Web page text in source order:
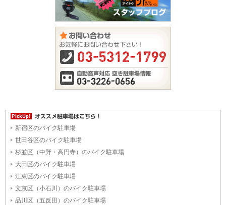
新宿区のバイク駐車場
世田谷区のバイク駐車場
杉並区（中野・高円寺）のバイク駐車場
大田区のバイク駐車場
江東区のバイク駐車場
文京区（小石川）のバイク駐車場
品川区（五反田）のバイク駐車場